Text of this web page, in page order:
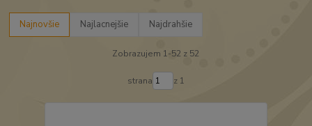
Najnovšie Najlacnejšie Najdrahšie
Zobrazujem 1-52 z 52
strana z 1